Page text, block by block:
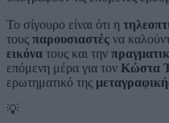
Το σίγουρο είναι ότι η
τους παρουσιαστές να
εικόνα τους και την
επόμενη μέρα για τον Κώστα
ερωτηματικό της
💡